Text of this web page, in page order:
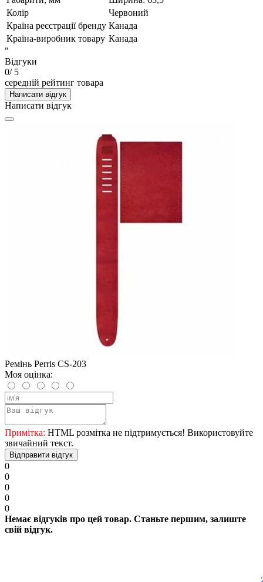
Колір
Червоний
Країна реєстрації бренду Канада
Країна-виробник товару Канада
"
Відгуки
0/ 5
середній рейтинг товара
Написати відгук
Написати відгук
Ремінь Perris CS-203
Моя оцінка:
Примітка: HTML розмітка не підтримується! Використовуйте
звичайний текст.
Відправити відгук
0
0
0
0
0
Немає відгуків про цей товар. Станьте першим, залиште
свій відгук.